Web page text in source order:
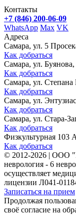
Контакты
+7 (846) 200-06-09
WhatsApp Max VK
Адреса
Самара, ул. 5
Как добраться
Самара, ул. Буянова,
Как добраться
Самара, ул. Степана
Как добраться
Самара, ул.
Как добраться
Самара, ул. Стара-
Как добраться
Физкультурная 103 А
Как добраться
© 2012-2026 | ООО
неврология - 6
осуществляет
лицензии Л041-
Записаться на прием
Продолжая
своё согласие на